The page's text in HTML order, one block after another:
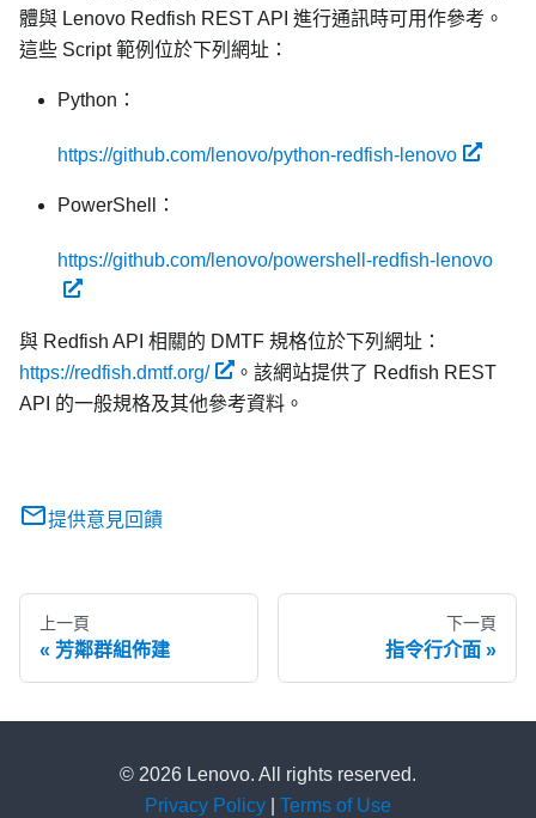
體與 Lenovo Redfish REST API 進行通訊時可用作參考。
這些 Script 範例位於下列網址：
Python：
https://github.com/lenovo/python-redfish-lenovo
PowerShell：
https://github.com/lenovo/powershell-redfish-lenovo
與 Redfish API 相關的 DMTF 規格位於下列網址：
https://redfish.dmtf.org/
。該網站提供了 Redfish REST
API 的一般規格及其他參考資料。
提供意見回饋
上一頁
芳鄰群組佈建
下一頁
指令行介面
© 2026 Lenovo. All rights reserved.
Privacy Policy
Terms of Use